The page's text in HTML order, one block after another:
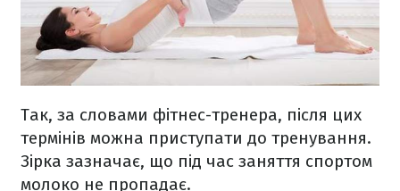
Так, за словами фітнес-тренера, після цих
термінів можна приступати до тренування.
Зірка зазначає, що під час заняття спортом
молоко не пропадає.